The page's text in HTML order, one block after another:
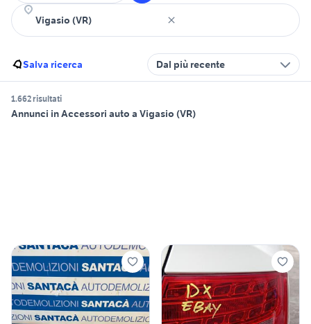
Salva ricerca Dal più recente
1.662 risultati
Annunci in Accessori auto a Vigasio (VR)